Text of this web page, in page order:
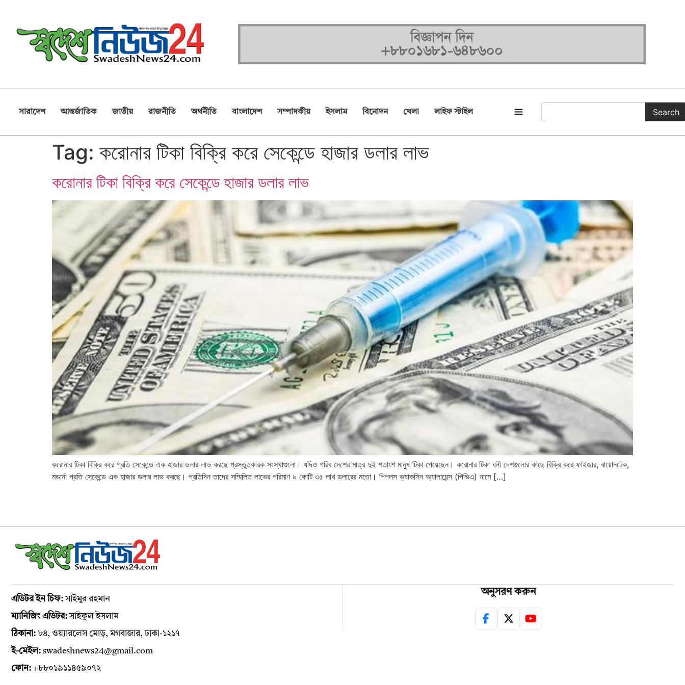
সারাদেশ আন্তর্জাতিক জাতীয় রাজনীতি অর্থনীতি বাংলাদেশ সম্পাদকীয় ইসলাম বিনোদন খেলা লাইফ স্টাইল
সকল ক্যাটাগরি
Search
Tag: করোনার টিকা বিক্রি করে সেকেন্ডে হাজার ডলার লাভ
করোনার টিকা বিক্রি করে সেকেন্ডে হাজার ডলার লাভ
করোনার টিকা বিক্রি করে প্রতি সেকেন্ডে এক হাজার ডলার লাভ করছে প্রস্তুতকারক সংস্থাগুলো। যদিও গরিব দেশের মাত্র দুই শতাংশ মানুষ টিকা পেয়েছেন। করোনার টিকা ধনী দেশগুলোর কাছে বিক্রি করে ফাইজার, বায়োনটেক,
মডার্না প্রতি সেকেন্ডে এক হাজার ডলার লাভ করছে। প্রতিদিন তাদের সম্মিলিত লাভের পরিমাণ ৯ কোটি ৩৫ লাখ ডলারের মতো। পিপলস ভ্যাকসিন অ্যালায়েন্স (পিভিএ) নামে […]
এডিটর ইন চিফ:সাইমুর রহমান
ম্যানিজিং এডিটর:সাইফুল ইসলাম
ঠিকানা: ৮৪, ওয়্যারলেস মোড়, মগবাজার, ঢাকা-১২১৭
ই-মেইল: swadeshnews24@gmail.com
ফোন: +৮৮০১৯১১৪৫৯০৭২
অনুসরণ করুন